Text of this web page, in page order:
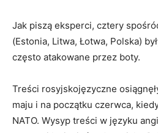
Jak piszą eksperci, cztery
(Estonia, Litwa, Łotwa, Polska)
często atakowane przez boty.
Treści rosyjskojęzyczne
maju i na początku czerwca,
NATO. Wysyp treści w języku